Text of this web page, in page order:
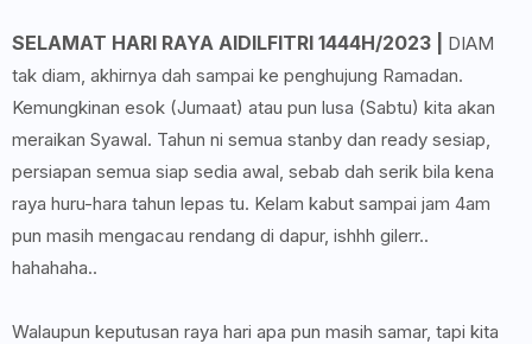
SELAMAT HARI RAYA AIDILFITRI 1444H/2023 |
DIAM
tak diam, akhirnya dah sampai ke penghujung Ramadan.
Kemungkinan esok (Jumaat) atau pun lusa (Sabtu) kita akan
meraikan Syawal. Tahun ni semua stanby dan ready sesiap,
persiapan semua siap sedia awal, sebab dah serik bila kena
raya huru-hara tahun lepas tu. Kelam kabut sampai jam 4am
pun masih mengacau rendang di dapur, ishhh gilerr..
hahahaha..
Walaupun keputusan raya hari apa pun masih samar, tapi kita